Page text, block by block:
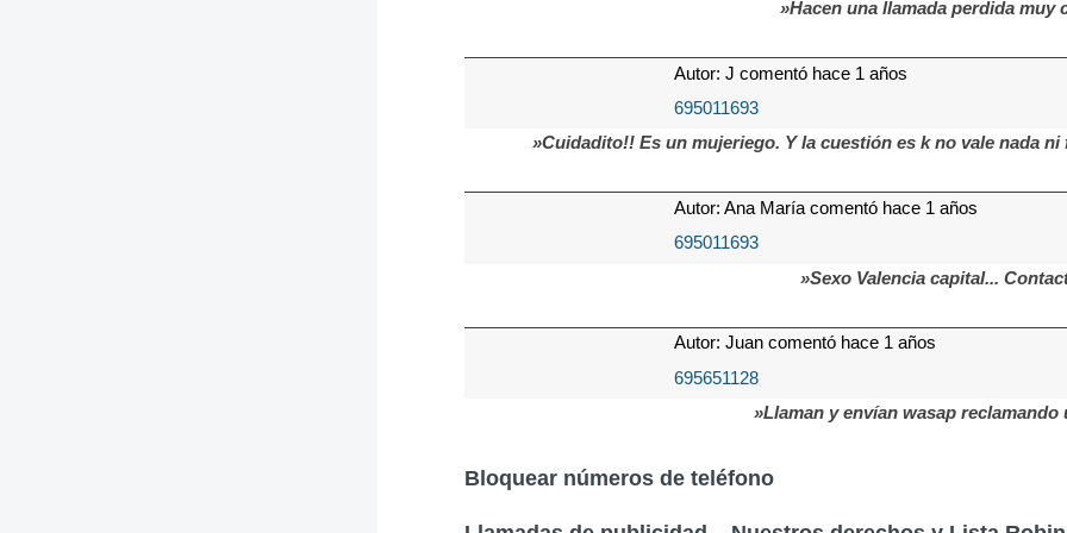
»Hacen una llamada perdida muy
Autor: J comentó hace 1 años
695011693
»Cuidadito!! Es un mujeriego. Y la cuestión es k no vale nada
Autor: Ana María comentó hace 1 años
695011693
»Sexo Valencia capital...
Autor: Juan comentó hace 1 años
695651128
»Llaman y envían wasap reclamando
Bloquear números de teléfono